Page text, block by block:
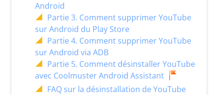
Android
Partie 3. Comment supprimer YouTube
sur Android du Play Store
Partie 4. Comment supprimer YouTube
sur Android via ADB
Partie 5. Comment désinstaller YouTube
avec Coolmuster Android Assistant
FAQ sur la désinstallation de YouTube